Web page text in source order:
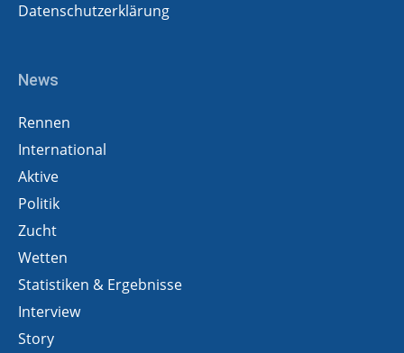
Datenschutzerklärung
News
Rennen
International
Aktive
Politik
Zucht
Wetten
Statistiken & Ergebnisse
Interview
Story